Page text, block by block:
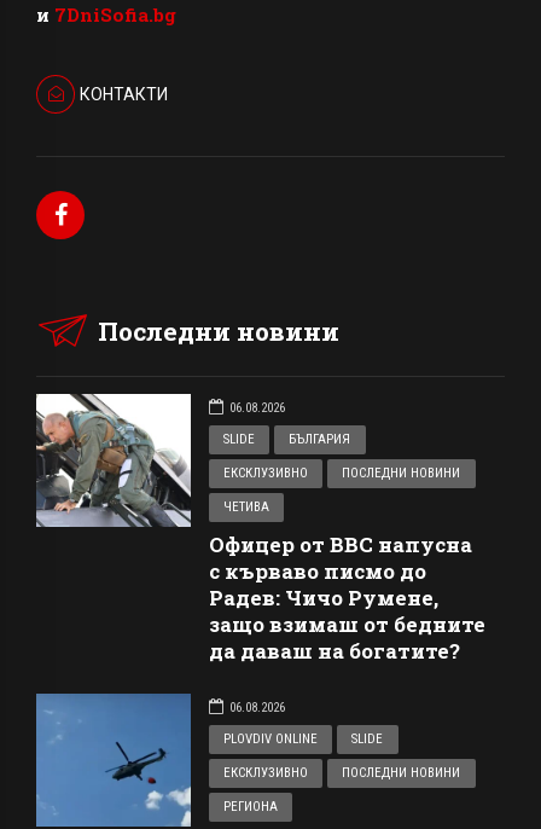
и 7DniSofia.bg
КОНТАКТИ
Последни новини
06.08.2026
SLIDE
БЪЛГАРИЯ
ЕКСКЛУЗИВНО ПОСЛЕДНИ НОВИНИ
ЧЕТИВА
Офицер от ВВС напусна
с кърваво писмо до
Радев: Чичо Румене,
защо взимаш от бедните
да даваш на богатите?
06.08.2026
PLOVDIV ONLINE
SLIDE
ЕКСКЛУЗИВНО ПОСЛЕДНИ НОВИНИ
РЕГИОНА